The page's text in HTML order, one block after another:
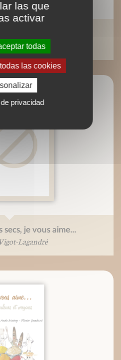
secs, je vous aime...
Lagandré
las que
activar
todas
las cookies
privacidad